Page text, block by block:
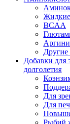
BCAA
Добавки для
долголетия
Для
Для
Рыбий